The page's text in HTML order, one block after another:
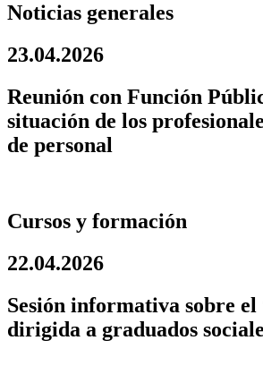
Noticias generales
23.04.2026
Reunión con Función
situación de los
de personal
Cursos y formación
22.04.2026
Sesión informativa sobre el
dirigida a graduados